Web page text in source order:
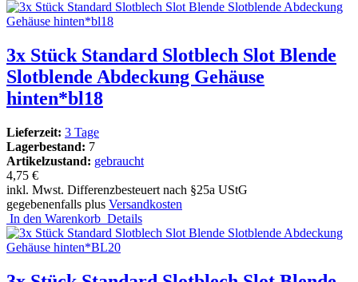
3x Stück Standard Slotblech Slot Blende
Slotblende Abdeckung Gehäuse
hinten*bl18
Lieferzeit: 3 Tage
Lagerbestand: 7
Artikelzustand: gebraucht
4,75 €
inkl. Mwst. Differenzbesteuert nach §25a UStG
gegebenenfalls plus Versandkosten
In den Warenkorb Details